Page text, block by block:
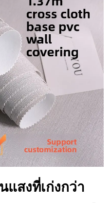
แสงที่เก่งกว่า